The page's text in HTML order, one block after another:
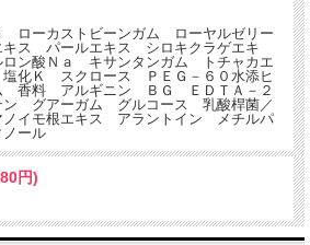
ーカストビーンガム ローヤルゼリー
ス パールエキス シロキクラゲエキ
ン酸Ｎａ キサンタンガム トチャカエ
化Ｋ スクロース ＰＥＧ－６０水添ヒ
香料 アルギニン ＢＧ ＥＤＴＡ－２
グアーガム グルコース 乳酸桿菌／
イモ根エキス アラントイン メチルパ
ール
円)